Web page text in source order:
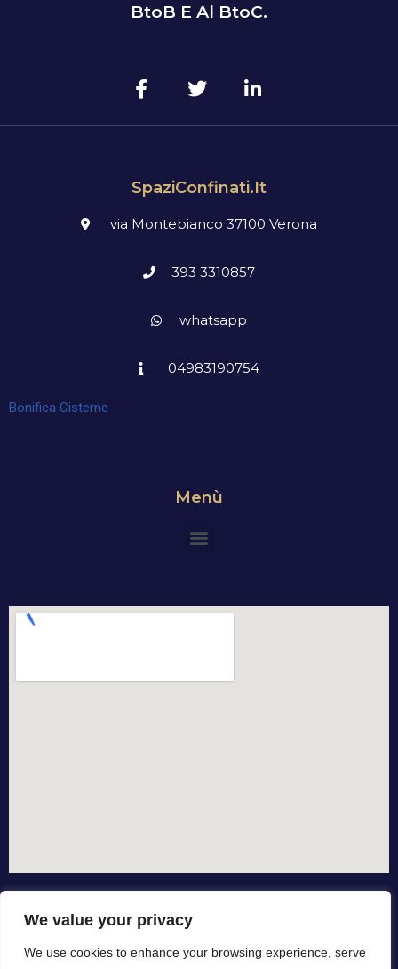
We value your privacy
We use cookies to enhance your browsing experience, serve
BtoB E Al BtoC.
SpaziConfinati.it
via Montebianco 37100 Verona
393 3310857
whatsapp
04983190754
Bonifica Cisterne
Menù